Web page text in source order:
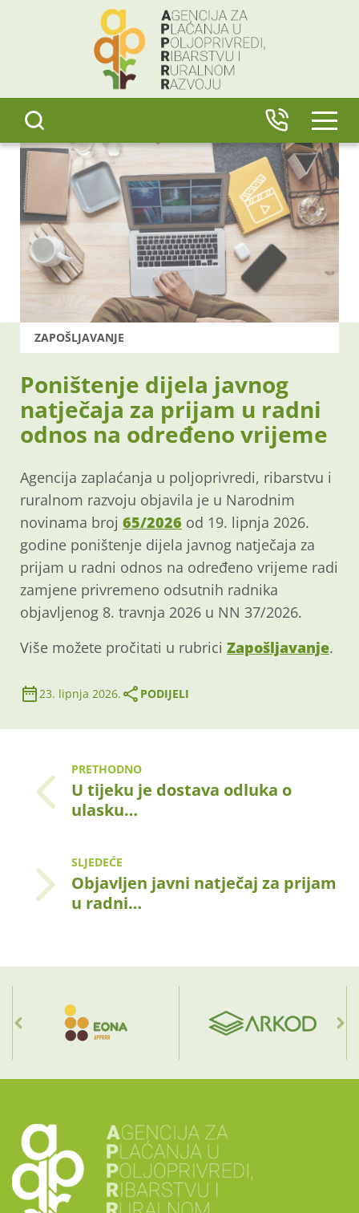
ZAPOŠLJAVANJE
Poništenje dijela javnog
natječaja za prijam u radni
odnos na određeno vrijeme
Agencija zaplaćanja u poljoprivredi, ribarstvu i
ruralnom razvoju objavila je u Narodnim
novinama broj 65/2026 od 19. lipnja 2026.
godine poništenje dijela javnog natječaja za
prijam u radni odnos na određeno vrijeme radi
zamjene privremeno odsutnih radnika
objavljenog 8. travnja 2026 u NN 37/2026.
Više možete pročitati u rubrici Zapošljavanje.
23. lipnja 2026. PODIJELI
PRETHODNO
U tijeku je dostava odluka o
ulasku…
SLJEDEĆE
Objavljen javni natječaj za prijam
u radni…